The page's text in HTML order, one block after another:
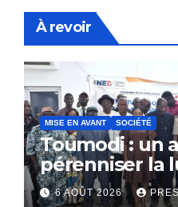
À revoir
MISE EN AVANT SOCIÉTÉ
Toumodi : un
pérenniser la
6 AOÛT 2026